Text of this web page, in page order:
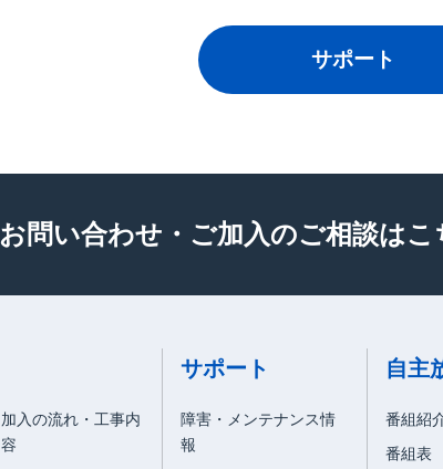
サポート
お問い合わせ・ご加入のご相談はこ
加入の流れ・工事内
容
サポート
障害・メンテナンス情
報
自主
番組紹
番組表